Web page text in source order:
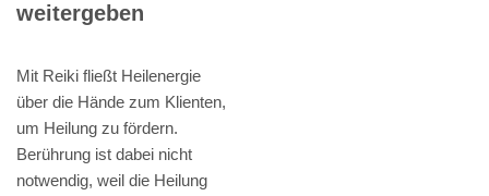
weitergeben
Mit Reiki fließt Heilenergie
über die Hände zum Klienten,
um Heilung zu fördern.
Berührung ist dabei nicht
notwendig, weil die Heilung